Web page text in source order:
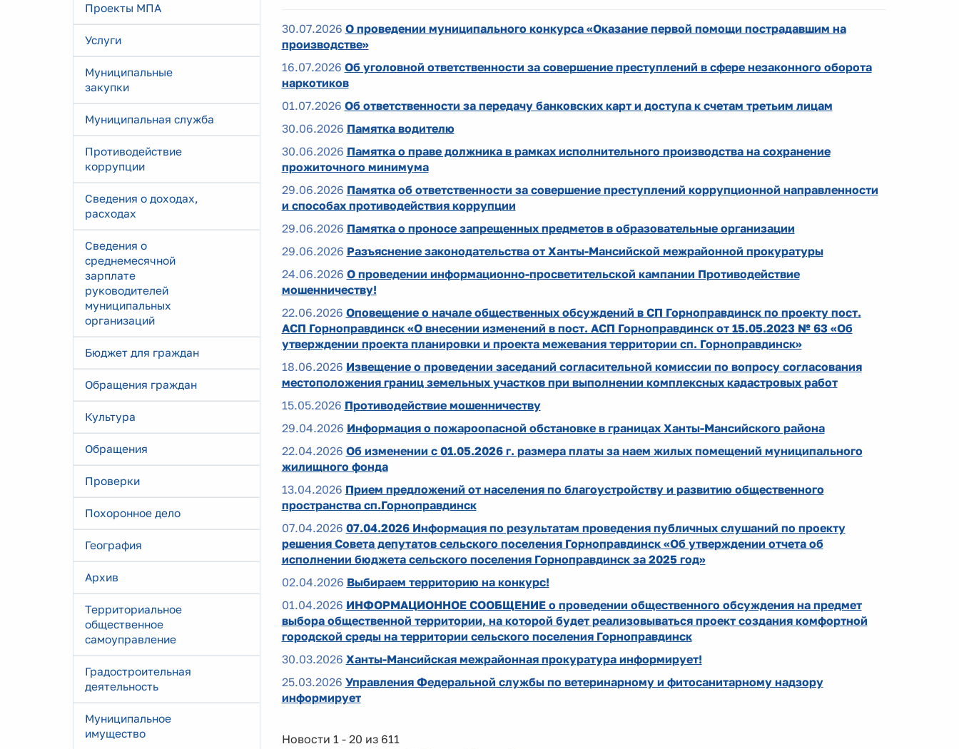
Проекты МПА
Услуги
Муниципальные
закупки
Муниципальная служба
Противодействие
коррупции
Сведения о доходах,
расходах
Сведения о
среднемесячной
зарплате
руководителей
муниципальных
организаций
Бюджет для граждан
Обращения граждан
Культура
Обращения
Проверки
Похоронное дело
География
Архив
Территориальное
общественное
самоуправление
Градостроительная
деятельность
Муниципальное
имущество
30.07.2026 О проведении муниципального конкурса «Оказание первой помощи пострадавшим на
производстве»
16.07.2026 Об уголовной ответственности за совершение преступлений в сфере незаконного оборота
наркотиков
01.07.2026 Об ответственности за передачу банковских карт и доступа к счетам третьим лицам
30.06.2026 Памятка водителю
30.06.2026 Памятка о праве должника в рамках исполнительного производства на сохранение
прожиточного минимума
29.06.2026 Памятка об ответственности за совершение преступлений коррупционной направленности
и способах противодействия коррупции
29.06.2026 Памятка о проносе запрещенных предметов в образовательные организации
29.06.2026 Разъяснение законодательства от Ханты-Мансийской межрайонной прокуратуры
24.06.2026 О проведении информационно-просветительской кампании Противодействие
мошенничеству!
22.06.2026 Оповещение о начале общественных обсуждений в СП Горноправдинск по проекту пост.
АСП Горноправдинск «О внесении изменений в пост. АСП Горноправдинск от 15.05.2023 № 63 «Об
утверждении проекта планировки и проекта межевания территории сп. Горноправдинск»
18.06.2026 Извещение о проведении заседаний согласительной комиссии по вопросу согласования
местоположения границ земельных участков при выполнении комплексных кадастровых работ
15.05.2026 Противодействие мошенничеству
29.04.2026 Информация о пожароопасной обстановке в границах Ханты-Мансийского района
22.04.2026 Об изменении с 01.05.2026 г. размера платы за наем жилых помещений муниципального
жилищного фонда
13.04.2026 Прием предложений от населения по благоустройству и развитию общественного
пространства сп.Горноправдинск
07.04.2026 07.04.2026 Информация по результатам проведения публичных слушаний по проекту
решения Совета депутатов сельского поселения Горноправдинск «Об утверждении отчета об
исполнении бюджета сельского поселения Горноправдинск за 2025 год»
02.04.2026 Выбираем территорию на конкурс!
01.04.2026 ИНФОРМАЦИОННОЕ СООБЩЕНИЕ о проведении общественного обсуждения на предмет
выбора общественной территории, на которой будет реализовываться проект создания комфортной
городской среды на территории сельского поселения Горноправдинск
30.03.2026 Ханты-Мансийская межрайонная прокуратура информирует!
25.03.2026 Управления Федеральной службы по ветеринарному и фитосанитарному надзору
информирует
Новости 1 - 20 из 611